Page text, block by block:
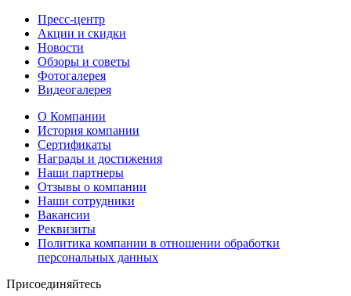
Пресс-центр
Акции и скидки
Новости
Обзоры и советы
Фотогалерея
Видеогалерея
О Компании
История компании
Сертификаты
Награды и достижения
Наши партнеры
Отзывы о компании
Наши сотрудники
Вакансии
Реквизиты
Политика компании в отношении обработки
персональных данных
Присоединяйтесь